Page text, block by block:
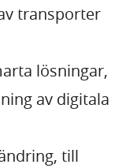
transporter
lösningar,
av digitala
till